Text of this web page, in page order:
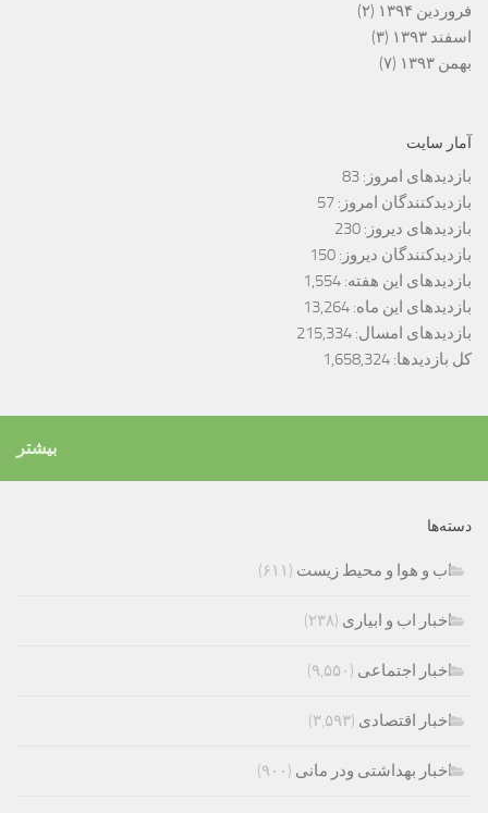
فروردین ۱۳۹۴
(۲)
اسفند ۱۳۹۳
(۳)
بهمن ۱۳۹۳
(۷)
آمار سایت
بازدیدهای امروز: 83
بازدیدکنندگان امروز: 57
بازدیدهای دیروز: 230
بازدیدکنندگان دیروز: 150
بازدیدهای این هفته: 1,554
بازدیدهای این ماه: 13,264
بازدیدهای امسال: 215,334
کل بازدیدها: 1,658,324
بیشتر
دسته‌ها
اب و هوا و محیط زیست (۶۱۱)
اخبار اب و ابیاری (۲۳۸)
اخبار اجتماعی (۹,۵۵۰)
اخبار اقتصادی (۳,۵۹۳)
اخبار بهداشتی ودر مانی (۹۰۰)